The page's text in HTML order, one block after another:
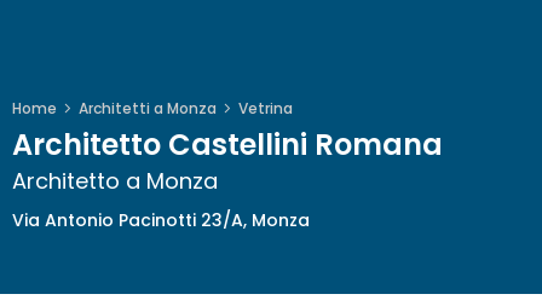
Home Architetti a Monza Vetrina
Architetto Castellini Romana
Architetto a Monza
Via Antonio Pacinotti 23/A, Monza